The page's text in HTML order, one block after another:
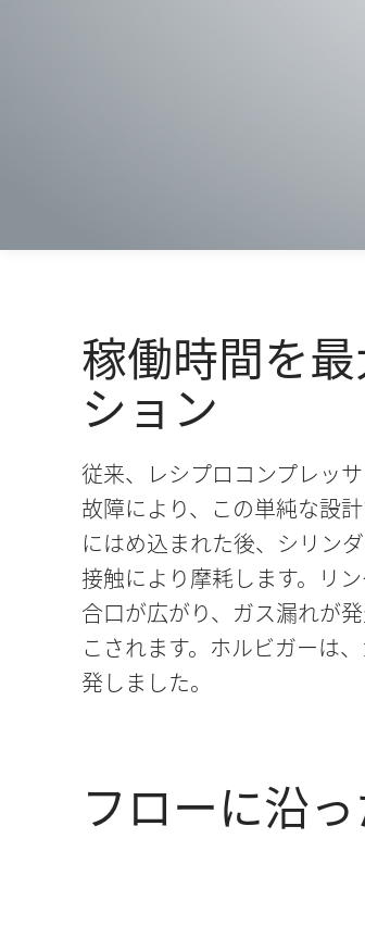
稼働時間を
ション
従来、レシプロコンプレッ
故障により、この単純な設
にはめ込まれた後、シリン
接触により摩耗します。リ
合口が広がり、ガス漏れが
こされます。ホルビガーは
発しました。
フローに沿